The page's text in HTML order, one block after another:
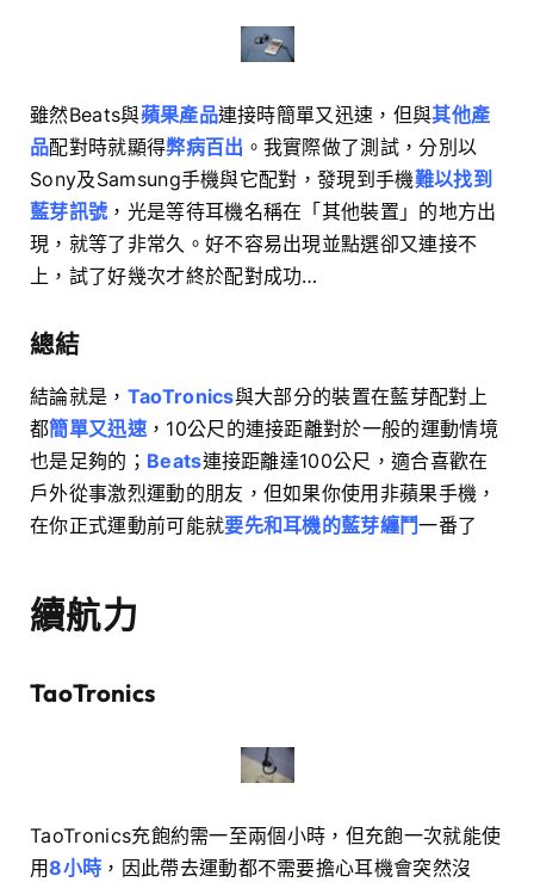
雖然Beats與蘋果產品連接時簡單又迅速，但與其他產
品配對時就顯得弊病百出 。我實際做了測試，分別以
Sony及Samsung手機與它配對，發現到手機難以找到
藍芽訊號 ，光是等待耳機名稱在「其他裝置」的地方出
現，就等了非常久。好不容易出現並點選卻又連接不
上，試了好幾次才終於配對成功…
總結
結論就是， TaoTronics與大部分的裝置在藍芽配對上
都簡單又迅速，10公尺的連接距離對於一般的運動情境
也是足夠的； Beats連接距離達100公尺，適合喜歡在
戶外從事激烈運動的朋友，但如果你使用非蘋果手機，
在你正式運動前可能就要先和耳機的藍芽纏鬥一番了
續航力
TaoTronics
TaoTronics充飽約需一至兩個小時，但充飽一次就能使
用8小時 ，因此帶去運動都不需要擔心耳機會突然沒